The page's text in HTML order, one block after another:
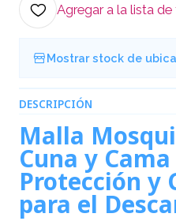
Agregar a la lista
Mostrar stock de
DESCRIPCIÓN
Malla
Cuna y
Protección y
para el